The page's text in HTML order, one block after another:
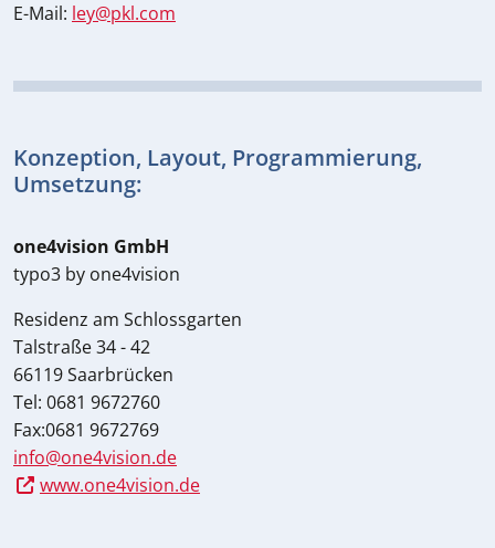
E-Mail: ley@pkl.com
Konzeption, Layout, Programmierung,
Umsetzung:
one4vision GmbH
typo3 by one4vision
Residenz am Schlossgarten
Talstraße 34 - 42
66119 Saarbrücken
Tel: 0681 9672760
Fax:0681 9672769
info@one4vision.de
www.one4vision.de